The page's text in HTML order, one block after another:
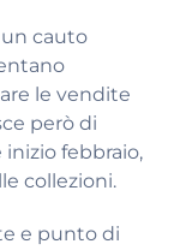
cauto
le vendite
però di
inizio febbraio,
collezioni.
e punto di